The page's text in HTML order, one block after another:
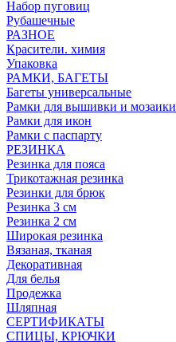
Набор пуговиц
Рубашечные
РАЗНОЕ
Красители. химия
Упаковка
РАМКИ, БАГЕТЫ
Багеты универсальные
Рамки для вышивки и мозаики
Рамки для икон
Рамки с паспарту
РЕЗИНКА
Резинка для пояса
Трикотажная резинка
Резинки для брюк
Резинка 3 см
Резинка 2 см
Широкая резинка
Вязаная, тканая
Декоративная
Для белья
Продежка
Шляпная
СЕРТИФИКАТЫ
СПИЦЫ, КРЮЧКИ